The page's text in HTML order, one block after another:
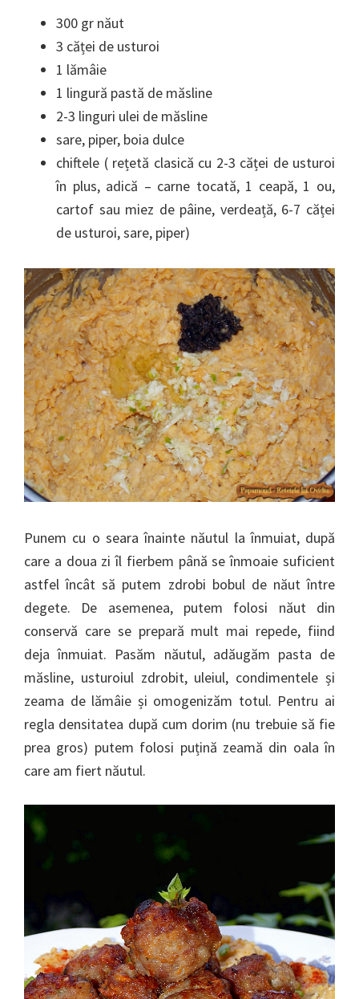
300 gr năut
3 căței de usturoi
1 lămâie
1 lingură pastă de măsline
2-3 linguri ulei de măsline
sare, piper, boia dulce
chiftele ( rețetă clasică cu 2-3 căței de usturoi
în plus, adică – carne tocată, 1 ceapă, 1 ou,
cartof sau miez de pâine, verdeață, 6-7 căței
de usturoi, sare, piper)
Punem cu o seara înainte năutul la înmuiat, după
care a doua zi îl fierbem până se înmoaie suficient
astfel încât să putem zdrobi bobul de năut între
degete. De asemenea, putem folosi năut din
conservă care se prepară mult mai repede, fiind
deja înmuiat. Pasăm năutul, adăugăm pasta de
măsline, usturoiul zdrobit, uleiul, condimentele și
zeama de lămâie și omogenizăm totul. Pentru ai
regla densitatea după cum dorim (nu trebuie să fie
prea gros) putem folosi puțină zeamă din oala în
care am fiert năutul.